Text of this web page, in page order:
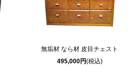
無垢材 なら材 皮目チェスト
495,000円(税込)